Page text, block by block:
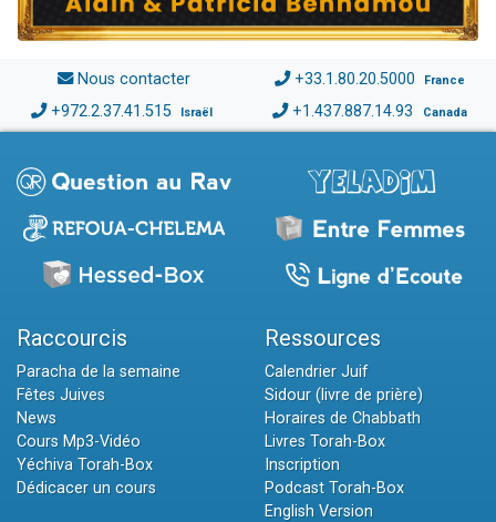
Nous contacter +33.1.80.20.5000 France
+972.2.37.41.515 Israël +1.437.887.14.93 Canada
Raccourcis
Paracha de la semaine
Fêtes Juives
News
Cours Mp3-Vidéo
Yéchiva Torah-Box
Dédicacer un cours
Ressources
Calendrier Juif
Sidour (livre de prière)
Horaires de Chabbath
Livres Torah-Box
Inscription
Podcast Torah-Box
English Version